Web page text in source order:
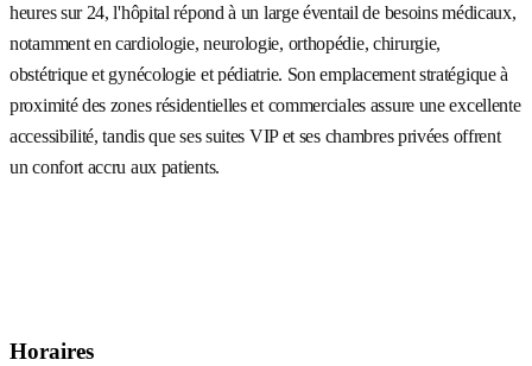
heures sur 24, l'hôpital répond à un large éventail de besoins médicaux,
notamment en cardiologie, neurologie, orthopédie, chirurgie,
obstétrique et gynécologie et pédiatrie. Son emplacement stratégique à
proximité des zones résidentielles et commerciales assure une excellente
accessibilité, tandis que ses suites VIP et ses chambres privées offrent
un confort accru aux patients.
Horaires